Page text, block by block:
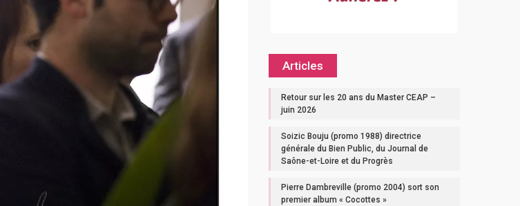
Articles
Retour sur les 20 ans du Master CEAP –
juin 2026
Soizic Bouju (promo 1988) directrice
générale du Bien Public, du Journal de
Saône-et-Loire et du Progrès
Pierre Dambreville (promo 2004) sort son
premier album « Cocottes »